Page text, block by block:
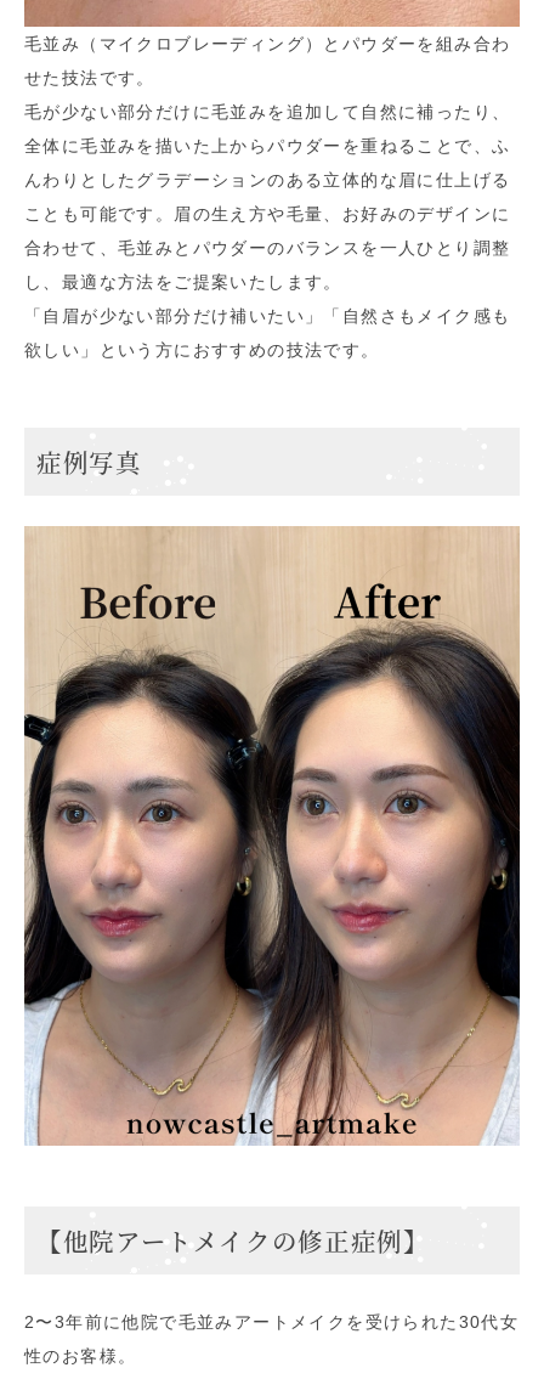
毛並み（マイクロブレーディング）とパウダーを組み合わ
せた技法です。
毛が少ない部分だけに毛並みを追加して自然に補ったり、
全体に毛並みを描いた上からパウダーを重ねることで、ふ
んわりとしたグラデーションのある立体的な眉に仕上げる
ことも可能です。眉の生え方や毛量、お好みのデザインに
合わせて、毛並みとパウダーのバランスを一人ひとり調整
し、最適な方法をご提案いたします。
「自眉が少ない部分だけ補いたい」「自然さもメイク感も
欲しい」という方におすすめの技法です。
症例写真
【他院アートメイクの修正症例】
2〜3年前に他院で毛並みアートメイクを受けられた30代女
性のお客様。